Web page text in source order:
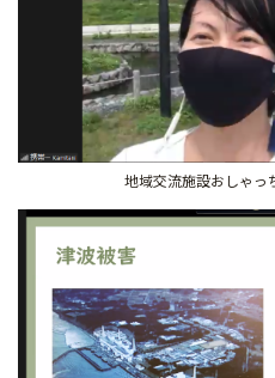
地域交流施設おしゃっ